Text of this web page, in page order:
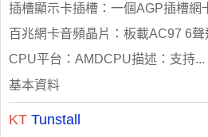
插槽顯示卡插槽：一個AGP插槽網
百兆網卡音頻晶片：板載AC97 6
CPU平台：AMDCPU描述：支持...
基本資料
KT Tunstall